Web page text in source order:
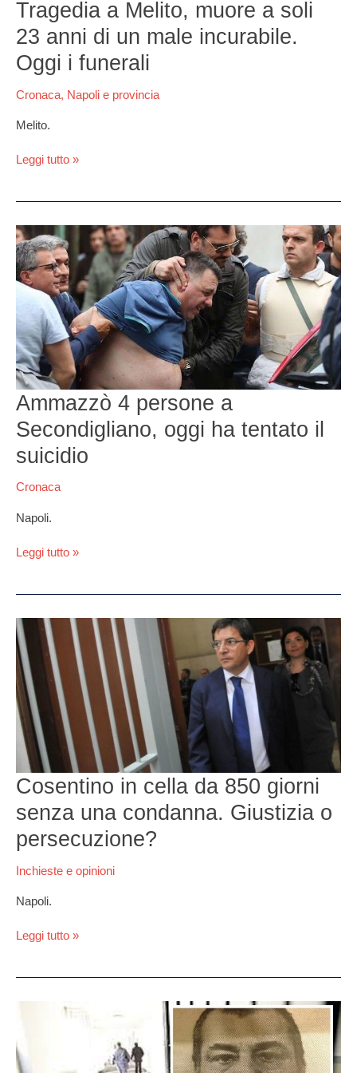
Tragedia a Melito, muore a soli
23 anni di un male incurabile.
Oggi i funerali
Cronaca, Napoli e provincia
Melito.
funerali
Leggi tutto »
Ammazzò 4 persone a
Secondigliano, oggi ha tentato il
suicidio
Cronaca
Napoli.
Ammazzò
4
persone
a
Secondigliano,
oggi
ha
tentato
il
suicidio
Leggi tutto »
Cosentino in cella da 850 giorni
senza una condanna. Giustizia o
persecuzione?
Inchieste e opinioni
Napoli.
Cosentino
in
cella
da
850
giorni
senza
una
condanna.
Giustizia
o
persecuzione?
Leggi tutto »
di
Afragola,